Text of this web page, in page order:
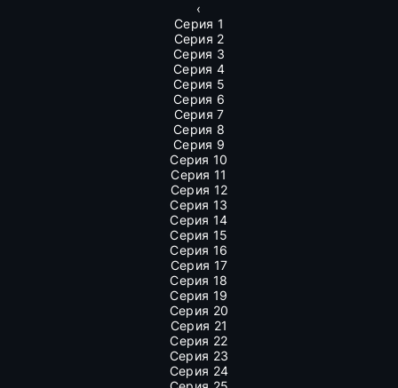
‹
Серия 1
Серия 2
Серия 3
Серия 4
Серия 5
Серия 6
Серия 7
Серия 8
Серия 9
Серия 10
Серия 11
Серия 12
Серия 13
Серия 14
Серия 15
Серия 16
Серия 17
Серия 18
Серия 19
Серия 20
Серия 21
Серия 22
Серия 23
Серия 24